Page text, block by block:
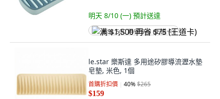
明天 8/10 (一) 預計送達
满 $1,500 再省 $75 (王道卡)
le.star 樂斯達 多用途矽膠導流瀝水墊
皂墊, 米色, 1個
首購折扣價 40%$265
$159